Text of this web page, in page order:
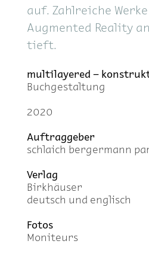
auf. Zahl­rei­che
Aug­men­ted Rea­li­ty
tieft.
mul­ti­laye­red –
Buch­ge­stal­tung
2020
Auf­trag­ge­ber
schlaich ber­ger­mann
Ver­lag
Birk­häu­ser
deutsch und eng­lisch
Fo­tos
Mo­ni­teurs